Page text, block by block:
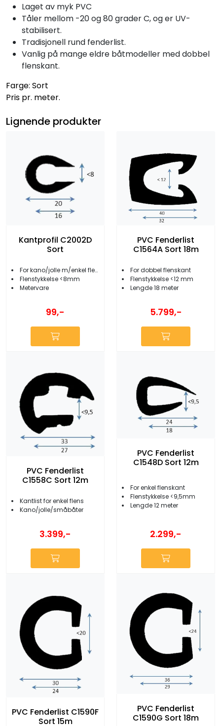
Laget av myk PVC
Tåler mellom -20 og 80 grader C, og er UV-
stabilisert.
Tradisjonell rund fenderlist.
Vanlig på mange eldre båtmodeller med dobbel
flenskant.
Farge: Sort
Pris pr. meter.
Lignende produkter
Kantprofil C2002D
Sort
For kano/jolle m/enkel flenskant
Flenstykkelse <8mm
Metervare
99,-
PVC Fenderlist
C1564A Sort 18m
For dobbel flenskant
Flenstykkelse <12 mm
Lengde 18 meter
5.799,-
PVC Fenderlist
C1558C Sort 12m
Kantlist for enkel flens
Kano/jolle/småbåter
3.399,-
PVC Fenderlist
C1548D Sort 12m
For enkel flenskant
Flenstykkelse <9,5mm
Lengde 12 meter
2.299,-
PVC Fenderlist C1590F
Sort 15m
PVC Fenderlist
C1590G Sort 18m